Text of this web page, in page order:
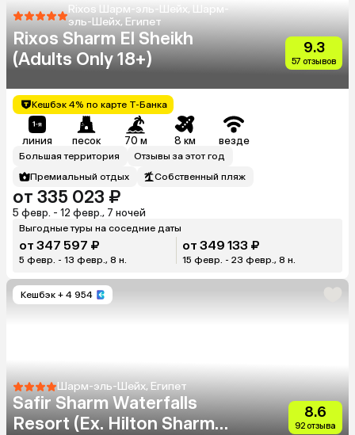
Rixos Шарм-эль-Шейх, Шарм-
эль-Шейх, Египет
Rixos Sharm El Sheikh
(Adults Only 18+)
9.3
57 отзывов
Кешбэк 4% по карте Т-Банка
линия песок 70 м 8 км везде
Большая территория
Отзывы за этот год
Премиальный отдых
Собственный пляж
от 335 023 ₽
5 февр. - 12 февр., 7 ночей
Выгодные туры на соседние даты
от 347 597 ₽
5 февр. - 13 февр., 8 н.
от 349 133 ₽
15 февр. - 23 февр., 8 н.
Кешбэк + 4 954
Шарм-эль-Шейх, Египет
Safir Sharm Waterfalls
Resort (Ex. Hilton Sharm
8.6
92 отзыва